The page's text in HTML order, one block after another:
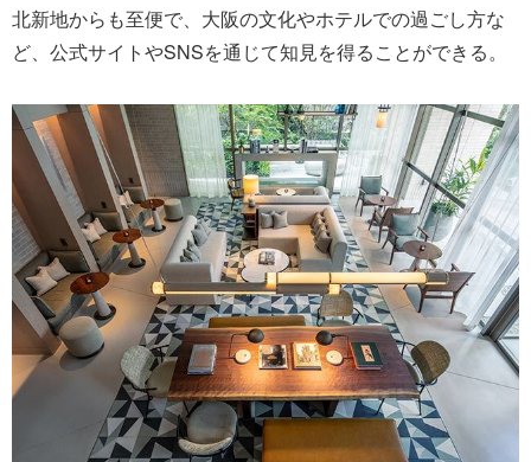
北新地からも至便で、大阪の文化やホテルでの過ごし方な
ど、公式サイトやSNSを通じて知見を得ることができる。